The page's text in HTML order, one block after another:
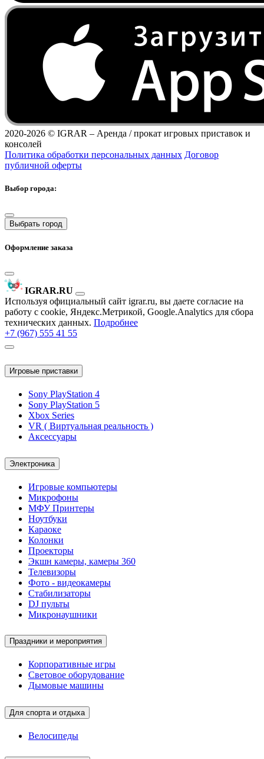
2020-2026 © IGRAR – Аренда / прокат игровых приставок и
консолей
Политика обработки персональных данных Договор
публичной оферты
Выбор города:
Выбрать город
Оформление заказа
IGRAR.RU
Используя официальный сайт igrar.ru, вы даете согласие на
работу с cookie, Яндекс.Метрикой, Google.Analytics для сбора
технических данных. Подробнее
+7 (967) 555 41 55
Игровые приставки
Sony PlayStation 4
Sony PlayStation 5
Xbox Series
VR ( Виртуальная реальность )
Аксессуары
Электроника
Игровые компьютеры
Микрофоны
МФУ Принтеры
Ноутбуки
Караоке
Колонки
Проекторы
Экшн камеры, камеры 360
Телевизоры
Фото - видеокамеры
Стабилизаторы
DJ пульты
Микронаушники
Праздники и мероприятия
Корпоративные игры
Световое оборудование
Дымовые машины
Для спорта и отдыха
Велосипеды